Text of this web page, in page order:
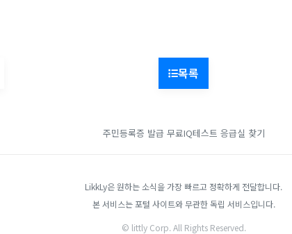
목록
주민등록증 발급 무료IQ테스트 응급실 찾기
LikkLy은 원하는 소식을 가장 빠르고 정확하게 전달합니다.
본 서비스는 포털 사이트와 무관한 독립 서비스입니다.
© littly Corp. All Rights Reserved.